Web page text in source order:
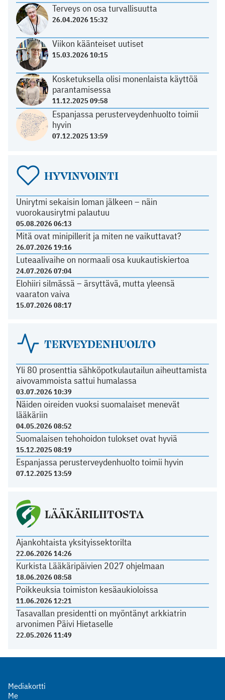
Terveys on osa turvallisuutta
26.04.2026 15:32
Viikon käänteiset uutiset
15.03.2026 10:15
Kosketuksella olisi monenlaista käyttöä
parantamisessa
11.12.2025 09:58
Espanjassa perusterveydenhuolto toimii
hyvin
07.12.2025 13:59
HYVINVOINTI
Unirytmi sekaisin loman jälkeen – näin
vuorokausirytmi palautuu
05.08.2026 06:13
Mitä ovat minipillerit ja miten ne vaikuttavat?
26.07.2026 19:16
Luteaalivaihe on normaali osa kuukautiskiertoa
24.07.2026 07:04
Elohiiri silmässä – ärsyttävä, mutta yleensä
vaaraton vaiva
15.07.2026 08:17
TERVEYDENHUOLTO
Yli 80 prosenttia sähköpotkulautailun aiheuttamista
aivovammoista sattui humalassa
03.07.2026 10:39
Näiden oireiden vuoksi suomalaiset menevät
lääkäriin
04.05.2026 08:52
Suomalaisen tehohoidon tulokset ovat hyviä
15.12.2025 08:19
Espanjassa perusterveydenhuolto toimii hyvin
07.12.2025 13:59
LÄÄKÄRILIITOSTA
Ajankohtaista yksityissektorilta
22.06.2026 14:26
Kurkista Lääkäripäivien 2027 ohjelmaan
18.06.2026 08:58
Poikkeuksia toimiston kesäaukioloissa
11.06.2026 12:21
Tasavallan presidentti on myöntänyt arkkiatrin
arvonimen Päivi Hietaselle
22.05.2026 11:49
Mediakortti
Me